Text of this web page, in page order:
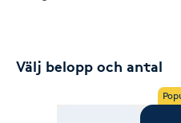
Välj belopp och antal